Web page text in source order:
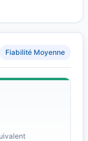
Fiabilité Moyenne